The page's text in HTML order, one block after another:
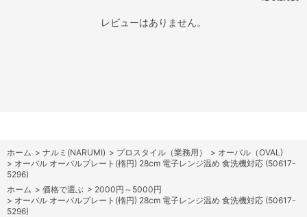
レビューはありません。
ホーム > ナルミ(NARUMI) > プロスタイル（業務用） > オーバル（OVAL)
> オーバル オーバルプレート(楕円) 28cm 電子レンジ温め 食洗機対応 (50617-
5296)
ホーム > 価格で選ぶ > 2000円～5000円
> オーバル オーバルプレート(楕円) 28cm 電子レンジ温め 食洗機対応 (50617-
5296)